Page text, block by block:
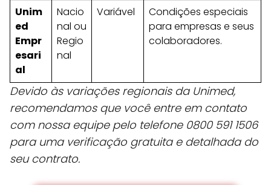
Unim
ed
Empr
esari
al
Nacio
nal ou
Regio
nal
Variável
Condições especiais
para empresas e seus
colaboradores.
Devido às variações regionais da Unimed,
recomendamos que você entre em contato
com nossa equipe pelo telefone 0800 591 1506
para uma verificação gratuita e detalhada do
seu contrato.